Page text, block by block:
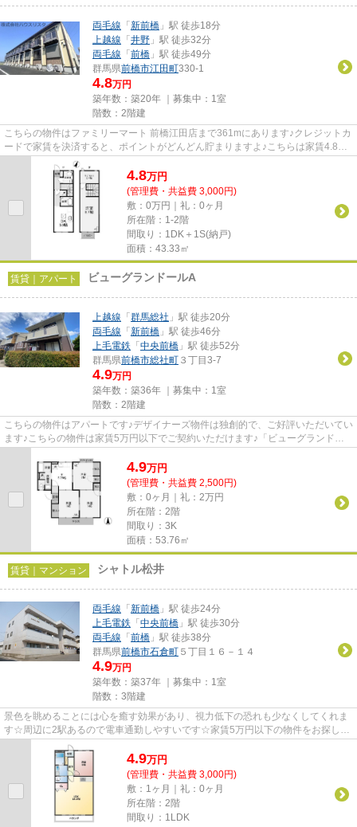
両毛線 「 新前橋 」駅 徒歩18分
上越線 「 井野 」駅 徒歩32分
両毛線 「 前橋 」駅 徒歩49分
群馬県前橋市江田町330-1
4.8万円
築年数：築20年 ｜募集中： 1室
階数：2階建
こちらの物件はファミリーマート 前橋江田店まで361mにあります♪クレジットカ
ードで家賃を決済すると、ポイントがどんどん貯まりますよ♪こちらは家賃4.8万
円のアパートです♪「シャテロ...
4.8万円
(管理費・共益費 3,000円)
敷：0万円｜礼：0ヶ月
所在階：1-2階
間取り：1DK＋1S(納戸)
面積：43.33㎡
賃貸｜アパート ビューグランドールA
上越線 「 群馬総社 」駅 徒歩20分
両毛線 「 新前橋 」駅 徒歩46分
上毛電鉄 「 中央前橋 」駅 徒歩52分
群馬県前橋市総社町 ３丁目3-7
4.9万円
築年数：築36年 ｜募集中： 1室
階数：2階建
こちらの物件はアパートです♪デザイナーズ物件は独創的で、ご好評いただいてい
ます♪こちらの物件は家賃5万円以下でご契約いただけます♪「ビューグランドー
4.9万円
(管理費・共益費 2,500円)
敷：0ヶ月｜礼：2万円
所在階：2階
間取り：3K
面積：53.76㎡
賃貸｜マンション シャトル松井
両毛線 「 新前橋 」駅 徒歩24分
上毛電鉄 「 中央前橋 」駅 徒歩30分
両毛線 「 前橋 」駅 徒歩38分
群馬県前橋市石倉町 ５丁目１６－１４
4.9万円
築年数：築37年 ｜募集中： 1室
階数：3階建
景色を眺めることには心を癒す効果があり、視力低下の恐れも少なくしてくれま
す☆周辺に2駅あるので電車通勤しやすいです☆家賃5万円以下の物件をお探しの
方にもおすすめです☆「シャトル...
4.9万円
(管理費・共益費 3,000円)
敷：1ヶ月｜礼：0ヶ月
所在階：2階
間取り：1LDK